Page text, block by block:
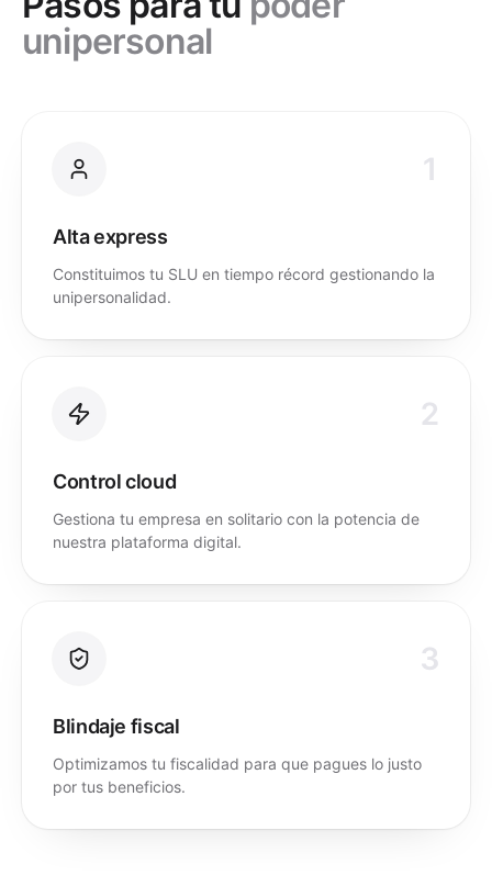
unipersonal
1
Alta express
Constituimos tu SLU en tiempo récord gestionando la
unipersonalidad.
2
Control cloud
Gestiona tu empresa en solitario con la potencia de
nuestra plataforma digital.
3
Blindaje fiscal
Optimizamos tu fiscalidad para que pagues lo justo
por tus beneficios.